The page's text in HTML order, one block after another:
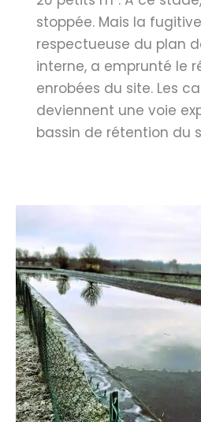
stoppée. Mais la
respectueuse du plan
interne, a emprunté le
enrobées du site. Les
deviennent une voie
bassin de rétention du